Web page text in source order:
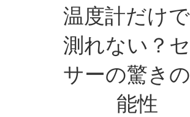
温度計だけ
測れない？
サーの驚き
能性